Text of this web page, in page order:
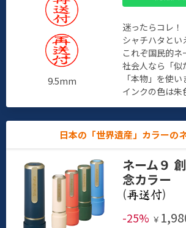
9.5mm
迷ったらコレ！
シャチハタとい
これぞ国民的ネ
社会人なら「似
「本物」を使い
インクの色は朱
日本の「世界遺産」カラーの
ネーム９
念カラー
(
)
-25% ￥